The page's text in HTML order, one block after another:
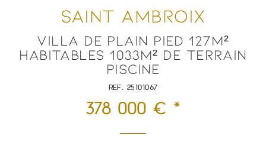
SAINT AMBROIX
VILLA DE PLAIN PIED 127M²
HABITABLES 1033M² DE TERRAIN
PISCINE
REF. 25101067
378 000 € *